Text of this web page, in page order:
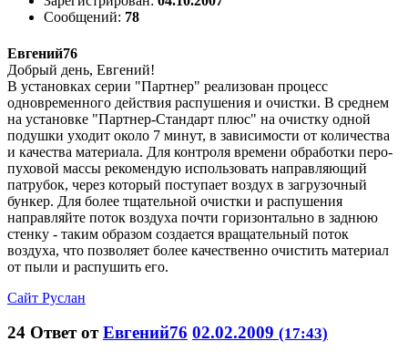
Сообщений: 78
Евгений76
Добрый день, Евгений!
В установках серии "Партнер" реализован процесс
одновременного действия распушения и очистки. В среднем
на установке "Партнер-Стандарт плюс" на очистку одной
подушки уходит около 7 минут, в зависимости от количества
и качества материала. Для контроля времени обработки перо-
пуховой массы рекомендую использовать направляющий
патрубок, через который поступает воздух в загрузочный
бункер. Для более тщательной очистки и распушения
направляйте поток воздуха почти горизонтально в заднюю
стенку - таким образом создается вращательный поток
воздуха, что позволяет более качественно очистить материал
от пыли и распушить его.
Сайт Руслан
24 Ответ отЕвгений76 02.02.2009 (17:43)